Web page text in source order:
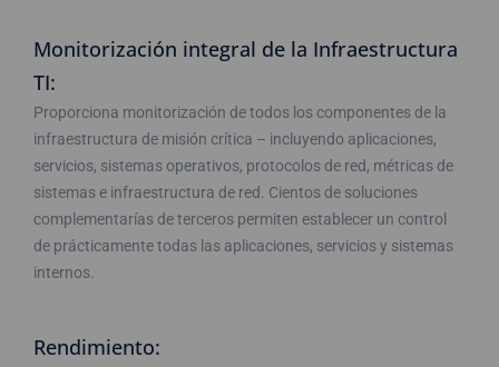
Monitorización integral de la Infraestructura
TI:
Proporciona monitorización de todos los componentes de la
infraestructura de misión crítica – incluyendo aplicaciones,
servicios, sistemas operativos, protocolos de red, métricas de
sistemas e infraestructura de red. Cientos de soluciones
complementarías de terceros permiten establecer un control
de prácticamente todas las aplicaciones, servicios y sistemas
internos.
Rendimiento: